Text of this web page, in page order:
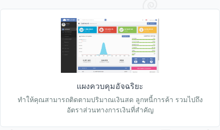
แผงควบคุมอัจฉริยะ
ทำให้คุณสามารถติดตามปริมาณเงินสด ลูกหนี้การค้า รวมไปถึง
อัตราส่วนทางการเงินที่สำคัญ